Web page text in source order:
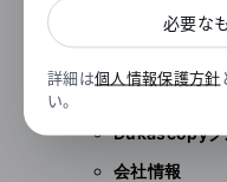
お客様の声を
Dukascopyグ
会社情報
必要な
詳細は個人情報保護方針
い。